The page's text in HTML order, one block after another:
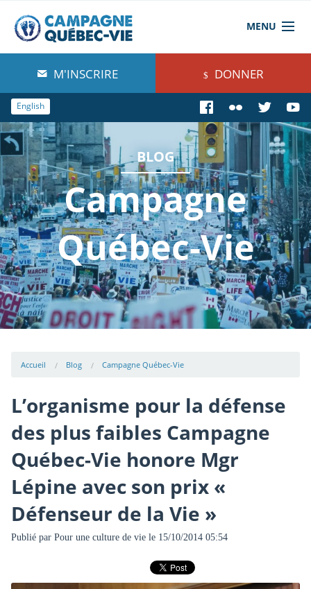
MENU
À propos de nous
Blog
Comprendre
Agir
Boutique
M'INSCRIRE DONNER
English
BLOG
Campagne
Québec-Vie
Accueil Blog Campagne Québec-Vie
L’organisme pour la défense
des plus faibles Campagne
Québec-Vie honore Mgr
Lépine avec son prix «
Défenseur de la Vie »
Publié par Pour une culture de viele 15/10/2014 05:54